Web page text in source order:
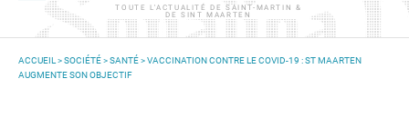
TOUTE L'ACTUALITÉ DE SAINT-MARTIN &
DE SINT MAARTEN
VOUS ÊTES ICI
ACCUEIL >SOCIÉTÉ>SANTÉ> VACCINATION CONTRE LE COVID-19 : ST MAARTEN
AUGMENTE SON OBJECTIF